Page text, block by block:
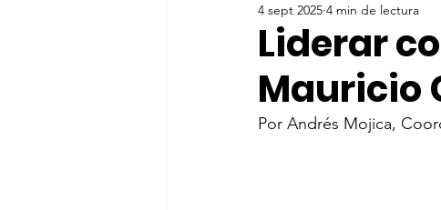
Lower Elementary Middle School
Upper Elementary
Liderar
Mauricio
4 sept 2025 4 min de lectura
Por Andrés Mojica,